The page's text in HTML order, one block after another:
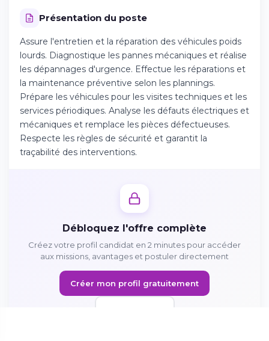
Présentation du poste
Assure l'entretien et la réparation des véhicules poids
lourds. Diagnostique les pannes mécaniques et réalise
les dépannages d'urgence. Effectue les réparations et
la maintenance préventive selon les plannings.
Prépare les véhicules pour les visites techniques et les
services périodiques. Analyse les défauts électriques et
mécaniques et remplace les pièces défectueuses.
Respecte les règles de sécurité et garantit la
traçabilité des interventions.
Débloquez l'offre complète
Créez votre profil candidat en 2 minutes pour accéder
aux missions, avantages et postuler directement
Créer mon profil gratuitement
Continuer sur iPhone
Téléchargez l'app sur l'App Store
Continuer sur Android
Téléchargez l'app sur Google Play
Se connecter sur le web
Accédez à votre compte depuis votre
navigateur